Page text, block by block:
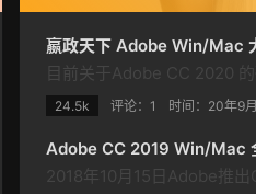
嬴政天下 Adobe Win/Mac
24.5k 评论：1 时间： 20年9
Adobe CC 2019 Win/Mac